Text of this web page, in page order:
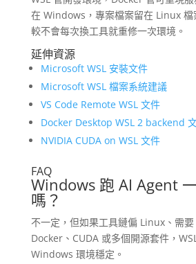
在 Windows，專案檔案留在 Linux 檔
較不會每次換工具就重修一次環境。
延伸資源
Microsoft WSL 安裝文件
Microsoft WSL 檔案系統建議
VS Code Remote WSL 文件
Docker Desktop WSL 2 backend
NVIDIA CUDA on WSL 文件
FAQ
Windows 跑 AI Agent
嗎？
不一定，但如果工具鏈偏 Linux、需
Docker、CUDA 或多個開源套件，
Windows 環境穩定。